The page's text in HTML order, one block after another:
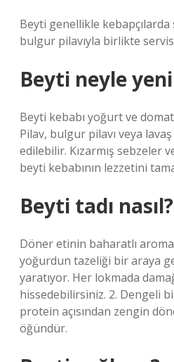
Beyti genellikle kebapçılarda
bulgur pilavıyla birlikte
Beyti neyle
Beyti kebabı yoğurt ve
Pilav, bulgur pilavı veya
edilebilir. Kızarmış sebzeler
beyti kebabının lezzetini
Beyti tadı nasıl?
Döner etinin baharatlı
yoğurdun tazeliği bir araya
yaratıyor. Her lokmada
hissedebilirsiniz. 2. Dengeli
protein açısından zengin
öğündür.